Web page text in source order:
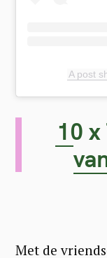
A post
10
Met de